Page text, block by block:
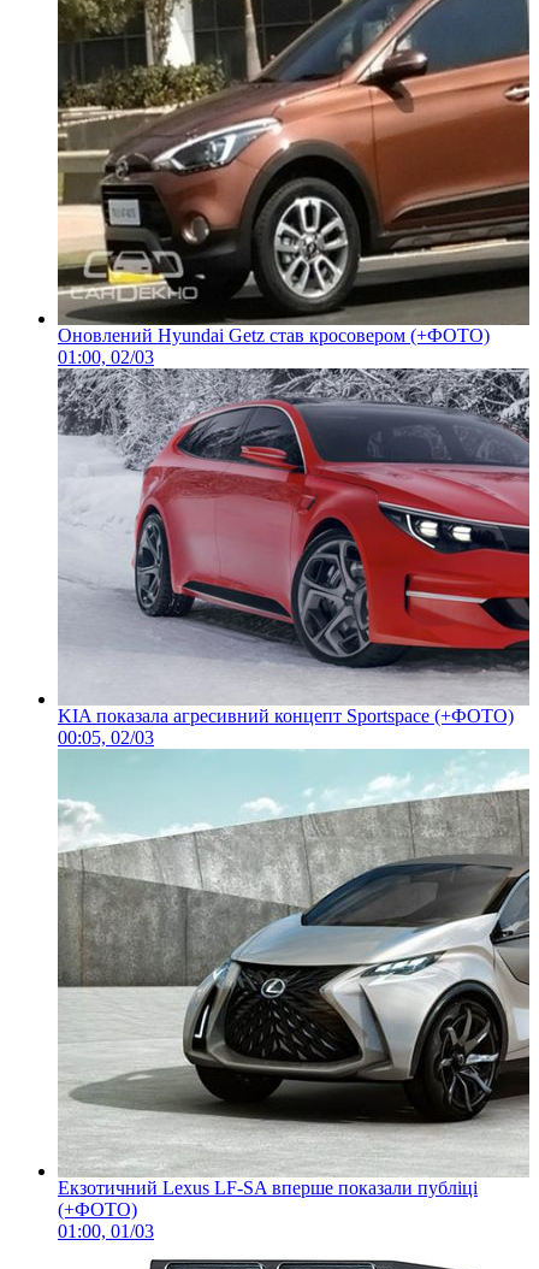
Оновлений Hyundai Getz став кросовером (+ФОТО)
01:00, 02/03
KIA показала агресивний концепт Sportspace (+ФОТО)
00:05, 02/03
Екзотичний Lexus LF-SA вперше показали публіці
(+ФОТО)
01:00, 01/03